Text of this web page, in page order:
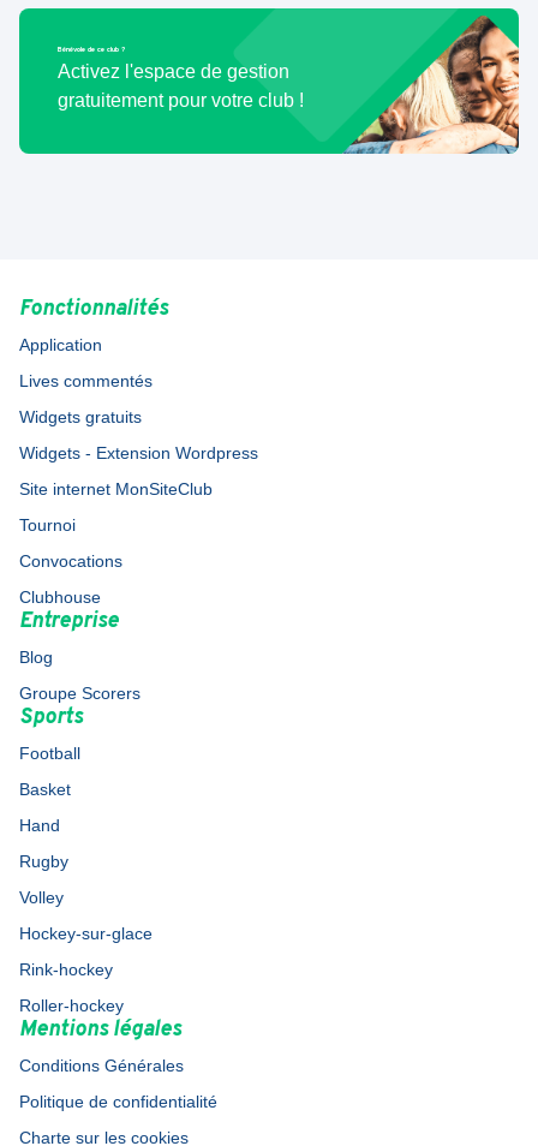
Bénévole de ce club ?
Activez l'espace de gestion
gratuitement pour votre club !
Fonctionnalités
Application
Lives commentés
Widgets gratuits
Widgets - Extension Wordpress
Site internet MonSiteClub
Tournoi
Convocations
Clubhouse
Entreprise
Blog
Groupe Scorers
Sports
Football
Basket
Hand
Rugby
Volley
Hockey-sur-glace
Rink-hockey
Roller-hockey
Mentions légales
Conditions Générales
Politique de confidentialité
Charte sur les cookies